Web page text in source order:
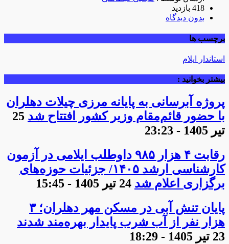
418 بازدید
بدون دیدگاه
برچسب ها
استاندار ایلام
بیشتر بخوانید :
پروژه آبرسانی به پایانه مرزی چیلات دهلران
با حضور قائم‌مقام وزیر کشور افتتاح شد 25
تیر 1405 - 23:23
رقابت ۴ هزار ۹۸۵ داوطلب ایلامی در آزمون
کارشناسی ارشد ۱۴۰۵/ جزئیات حوزه‌های
برگزاری اعلام شد 24 تیر 1405 - 15:45
پایان تنش آبی در مسکن مهر دهلران؛ ۳
هزار نفر از آب شرب پایدار بهره‌مند شدند
23 تیر 1405 - 18:29